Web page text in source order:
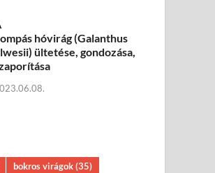
hóvirág (Galanthus
ültetése, gondozása,
bokros virágok(35)